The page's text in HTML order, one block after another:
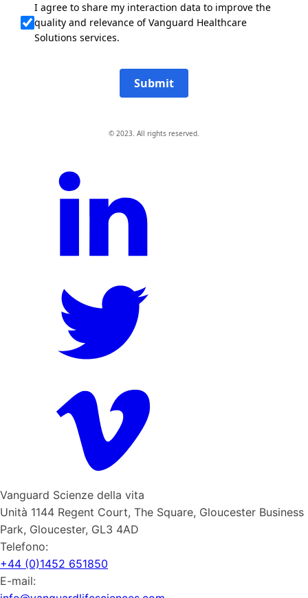
I agree to share my interaction data to improve the
quality and relevance of Vanguard Healthcare
Solutions services.
Submit
© 2023. All rights reserved.
Vanguard Scienze della vita
Unità 1144 Regent Court, The Square, Gloucester Business
Park, Gloucester, GL3 4AD
Telefono:
+44 (0)1452 651850
E-mail: